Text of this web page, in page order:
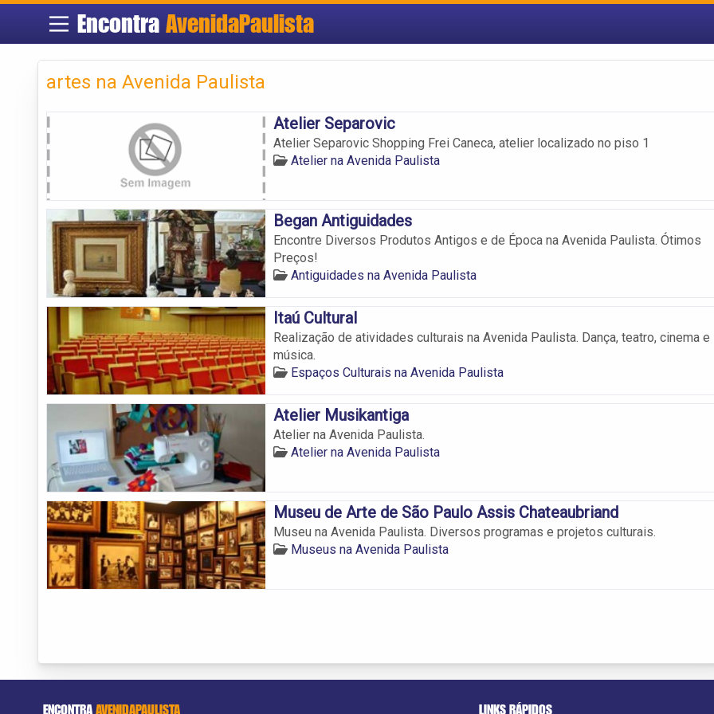
EncontraAvenidaPaulista
artes na Avenida Paulista
Atelier Separovic
Atelier Separovic Shopping Frei Caneca, atelier localizado no piso 1
Atelier na Avenida Paulista
Began Antiguidades
Encontre Diversos Produtos Antigos e de Época na Avenida Paulista. Ótimos
Preços!
Antiguidades na Avenida Paulista
Itaú Cultural
Realização de atividades culturais na Avenida Paulista. Dança, teatro, cinema e
música.
Espaços Culturais na Avenida Paulista
Atelier Musikantiga
Atelier na Avenida Paulista.
Atelier na Avenida Paulista
Museu de Arte de São Paulo Assis Chateaubriand
Museu na Avenida Paulista. Diversos programas e projetos culturais.
Museus na Avenida Paulista
ENCONTRAAVENIDAPAULISTA LINKS RÁPIDOS